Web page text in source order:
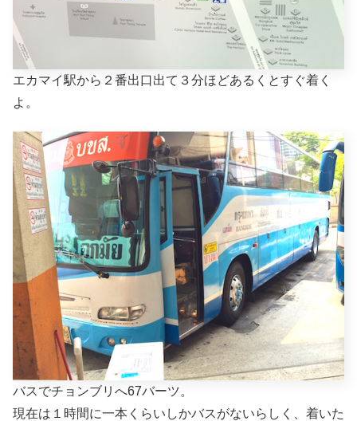
エカマイ駅から２番出口出て３分ほどあるくとすぐ着く
よ。
バスでチョンブリへ67バーツ。
現在は１時間に一本くらいしかバスがないらしく、着いた